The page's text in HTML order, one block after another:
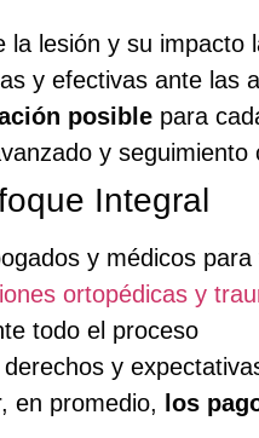
lesión y su impacto
y efectivas ante las
posible para
y seguimiento
Integral
y médicos
ortopédicas y
todo el proceso
y
en promedio,
los